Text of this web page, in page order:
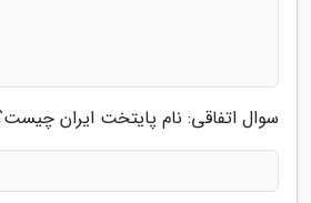
سوال اتفاقی: نام پایتخت ایران